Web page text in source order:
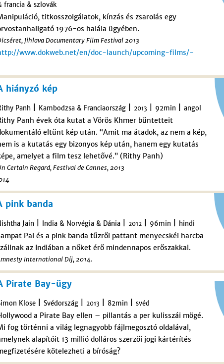
francia & szlovák
titkosszolgálatok, kínzás és zsarolás egy
1976-os halála ügyében.
Jihlava Documentary Film Festival 2013
www.dokweb.net/en/doc-launch/upcoming-films/-
hiányzó kép
Panh Kambodzsa & Franciaország 2013 92min angol
Panh évek óta kutat a Vörös Khmer bűntetteit
eltűnt kép után. “Amit ma átadok, az nem a kép,
is a kutatás egy bizonyos kép után, hanem egy kutatás
amelyet a film tesz lehetővé.” (Rithy Panh)
Certain Regard, Festival de Cannes, 2013
pink banda
Jain India & Norvégia & Dánia 2012 96min hindi
Pal és a pink banda tűzről pattant menyecskéi harcba
az Indiában a nőket érő mindennapos erőszakkal.
International Díj, 2014.
Pirate Bay-ügy
Klose Svédország 2013 82min svéd
a Pirate Bay ellen – pillantás a per kulisszái mögé.
fog történni a világ legnagyobb fájlmegosztó oldalával,
alapítóit 13 millió dolláros szerzői jogi kártérítés
kötelezheti a bíróság?